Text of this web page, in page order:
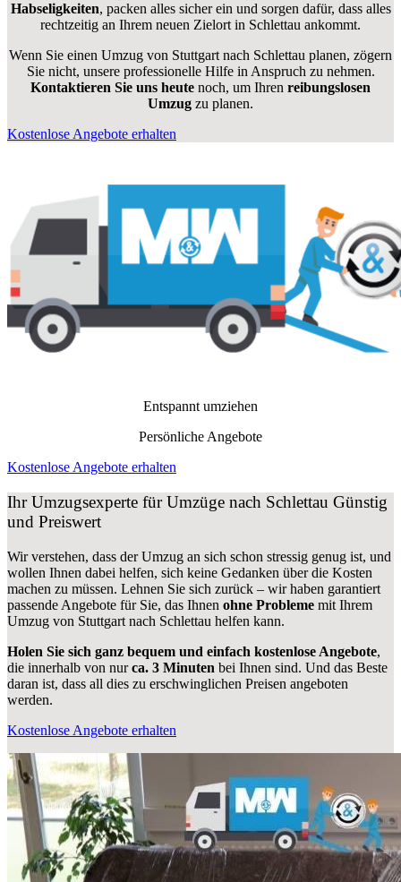
Habseligkeiten, packen alles sicher ein und sorgen dafür, dass alles
rechtzeitig an Ihrem neuen Zielort in Schlettau ankommt.
Wenn Sie einen Umzug von Stuttgart nach Schlettau planen, zögern
Sie nicht, unsere professionelle Hilfe in Anspruch zu nehmen.
Kontaktieren Sie uns heute noch, um Ihren reibungslosen
Umzug zu planen.
Kostenlose Angebote erhalten
Entspannt umziehen
Persönliche Angebote
Kostenlose Angebote erhalten
Ihr Umzugsexperte für Umzüge nach Schlettau Günstig
und Preiswert
Wir verstehen, dass der Umzug an sich schon stressig genug ist, und
wollen Ihnen dabei helfen, sich keine Gedanken über die Kosten
machen zu müssen. Lehnen Sie sich zurück – wir haben garantiert
passende Angebote für Sie, das Ihnen ohne Probleme mit Ihrem
Umzug von Stuttgart nach Schlettau helfen kann.
Holen Sie sich ganz bequem und einfach kostenlose Angebote,
die innerhalb von nurca. 3 Minuten bei Ihnen sind. Und das Beste
daran ist, dass all dies zu erschwinglichen Preisen angeboten
werden.
Kostenlose Angebote erhalten